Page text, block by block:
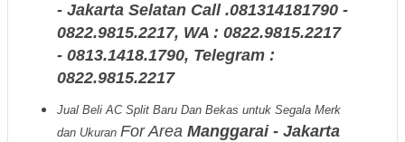
- Jakarta Selatan Call .081314181790 -
0822.9815.2217, WA : 0822.9815.2217
- 0813.1418.1790, Telegram :
0822.9815.2217
Jual Beli AC Split Baru Dan Bekas untuk Segala Merk
dan Ukuran For Area Manggarai - Jakarta